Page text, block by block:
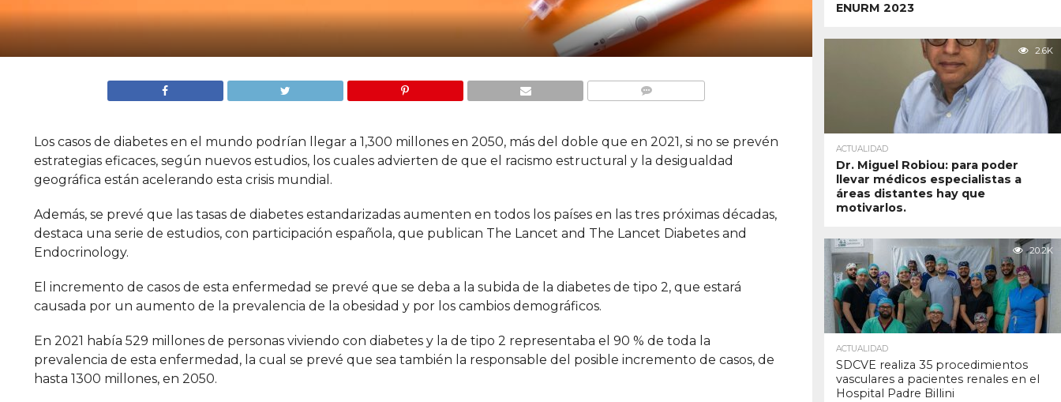
Los casos de diabetes en el mundo podrían llegar a 1,300 millones en 2050, más del doble que en 2021, si no se prevén
estrategias eficaces, según nuevos estudios, los cuales advierten de que el racismo estructural y la desigualdad
geográfica están acelerando esta crisis mundial.
Además, se prevé que las tasas de diabetes estandarizadas aumenten en todos los países en las tres próximas décadas,
destaca una serie de estudios, con participación española, que publican The Lancet and The Lancet Diabetes and
Endocrinology.
El incremento de casos de esta enfermedad se prevé que se deba a la subida de la diabetes de tipo 2, que estará
causada por un aumento de la prevalencia de la obesidad y por los cambios demográficos.
En 2021 había 529 millones de personas viviendo con diabetes y la de tipo 2 representaba el 90 % de toda la
prevalencia de esta enfermedad, la cual se prevé que sea también la responsable del posible incremento de casos, de
hasta 1300 millones, en 2050.
ENURM 2023
2.6K
ACTUALIDAD
Dr. Miguel Robiou: para poder
llevar médicos especialistas a
áreas distantes hay que
motivarlos.
20.2K
ACTUALIDAD
SDCVE realiza 35 procedimientos
vasculares a pacientes renales en el
Hospital Padre Billini